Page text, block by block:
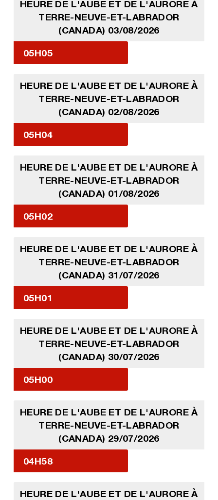
HEURE DE L'AUBE ET DE L'AURORE À
TERRE-NEUVE-ET-LABRADOR
(CANADA) 03/08/2026
05H05
HEURE DE L'AUBE ET DE L'AURORE À
TERRE-NEUVE-ET-LABRADOR
(CANADA) 02/08/2026
05H04
HEURE DE L'AUBE ET DE L'AURORE À
TERRE-NEUVE-ET-LABRADOR
(CANADA) 01/08/2026
05H02
HEURE DE L'AUBE ET DE L'AURORE À
TERRE-NEUVE-ET-LABRADOR
(CANADA) 31/07/2026
05H01
HEURE DE L'AUBE ET DE L'AURORE À
TERRE-NEUVE-ET-LABRADOR
(CANADA) 30/07/2026
05H00
HEURE DE L'AUBE ET DE L'AURORE À
TERRE-NEUVE-ET-LABRADOR
(CANADA) 29/07/2026
04H58
HEURE DE L'AUBE ET DE L'AURORE À